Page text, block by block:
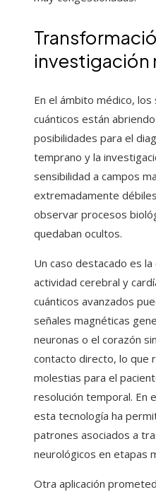
investigación
En el ámbito médico,
cuánticos están
posibilidades para el
temprano y la
sensibilidad a campos
extremadamente
observar procesos
quedaban ocultos.
Un caso destacado es
actividad cerebral y
cuánticos avanzados
señales magnéticas
neuronas o el corazón
contacto directo, lo que
molestias para el
resolución temporal. En
esta tecnología ha
patrones asociados a
neurológicos en etapas
Otra aplicación